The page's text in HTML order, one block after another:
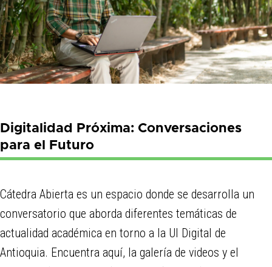
Digitalidad Próxima: Conversaciones
para el Futuro
Cátedra Abierta es un espacio donde se desarrolla un
conversatorio que aborda diferentes temáticas de
actualidad académica en torno a la UI Digital de
Antioquia. Encuentra aquí, la galería de videos y el